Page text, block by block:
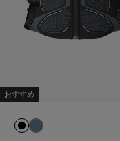
着心地も抜群なんだ
ストレッチがきい
接触冷感で肌触りも
ギフトにもおすすめ
だけで疲労回復
おすすめ